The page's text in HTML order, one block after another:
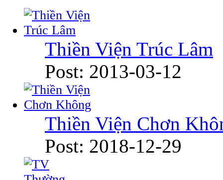
Thiền Viện Trúc Lâm
Post: 2013-03-12
Thiền Viện Chơn
Post: 2018-12-29